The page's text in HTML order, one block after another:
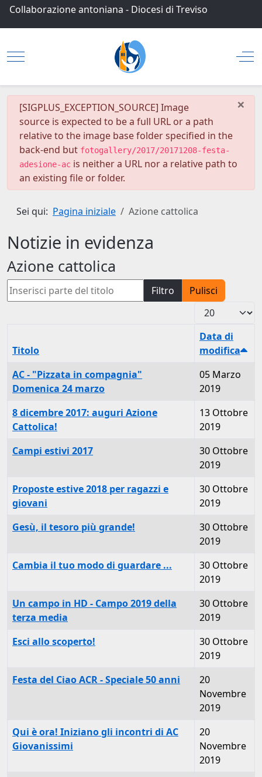
Collaborazione antoniana - Diocesi di Treviso
Mobile Menu Toggle
×
danger
[SIGPLUS_EXCEPTION_SOURCE] Image
source is expected to be a full URL or a path
relative to the image base folder specified in the
back-end but fotogallery/2017/20171208-festa-
adesione-ac is neither a URL nor a relative path to
an existing file or folder.
Sei qui: Pagina iniziale Azione cattolica
Notizie in evidenza
Azione cattolica
Inserisci parte del titolo Filtro
Pulisci
Visualizza #
Titolo
Data di
modifica
AC - "Pizzata in compagnia"
Domenica 24 marzo
05 Marzo
2019
8 dicembre 2017: auguri Azione
Cattolica!
13 Ottobre
2019
Campi estivi 2017
30 Ottobre
2019
Proposte estive 2018 per ragazzi e
giovani
30 Ottobre
2019
Gesù, il tesoro più grande!
30 Ottobre
2019
Cambia il tuo modo di guardare ...
30 Ottobre
2019
Un campo in HD - Campo 2019 della
terza media
30 Ottobre
2019
Esci allo scoperto!
30 Ottobre
2019
Festa del Ciao ACR - Speciale 50 anni
20
Novembre
2019
Qui è ora! Iniziano gli incontri di AC
Giovanissimi
20
Novembre
2019